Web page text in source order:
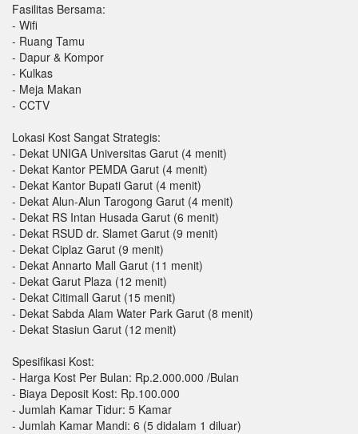
Fasilitas Bersama:
- Wifi
- Ruang Tamu
- Dapur & Kompor
- Kulkas
- Meja Makan
- CCTV
Lokasi Kost Sangat Strategis:
- Dekat UNIGA Universitas Garut (4 menit)
- Dekat Kantor PEMDA Garut (4 menit)
- Dekat Kantor Bupati Garut (4 menit)
- Dekat Alun-Alun Tarogong Garut (4 menit)
- Dekat RS Intan Husada Garut (6 menit)
- Dekat RSUD dr. Slamet Garut (9 menit)
- Dekat Ciplaz Garut (9 menit)
- Dekat Annarto Mall Garut (11 menit)
- Dekat Garut Plaza (12 menit)
- Dekat Citimall Garut (15 menit)
- Dekat Sabda Alam Water Park Garut (8 menit)
- Dekat Stasiun Garut (12 menit)
Spesifikasi Kost:
- Harga Kost Per Bulan: Rp.2.000.000 /Bulan
- Biaya Deposit Kost: Rp.100.000
- Jumlah Kamar Tidur: 5 Kamar
- Jumlah Kamar Mandi: 6 (5 didalam 1 diluar)